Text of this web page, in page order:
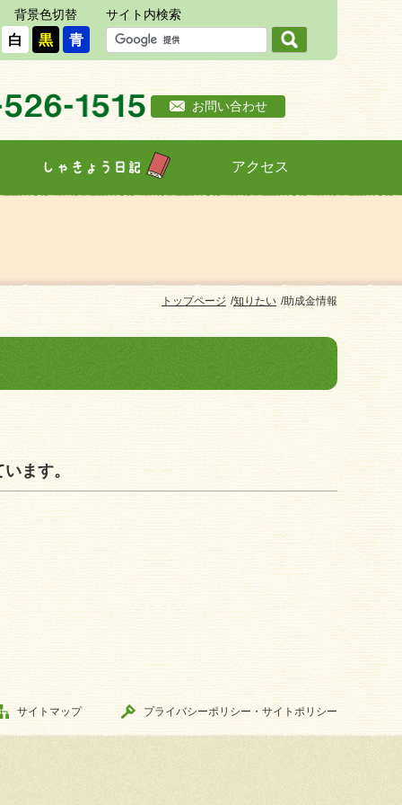
お問い合わせ
背景色切替
白 黒 青
サイト内検索
しゃきょう日記 アクセス
トップページ 知りたい 助成金情報
ます。
サイトマップ プライバシーポリシー・サイトポリシー